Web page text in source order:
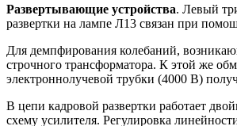
Развертывающие устройства. Левый
развертки на лампе Л13 связан при
Для демпфирования колебаний,
строчного трансформатора. К этой же
электроннолучевой трубки (4000 В)
В цепи кадровой развертки работает
схему усилителя. Регулировка